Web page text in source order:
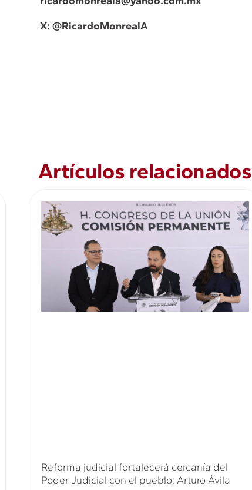
X: @RicardoMonrealA
Artículos relacionados
Reforma judicial fortalecerá cercanía del
Poder Judicial con el pueblo: Arturo Ávila